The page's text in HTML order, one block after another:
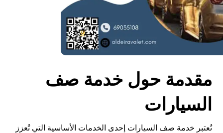
مقدمة حول خدمة صف
السيارات
تُعتبر خدمة صف السيارات إحدى الخدمات الأساسية التي تُعزز